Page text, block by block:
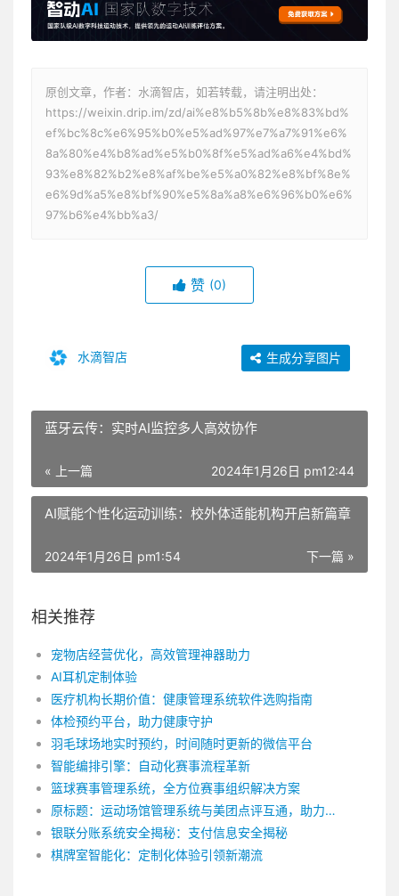
原创文章，作者：水滴智店，如若转载，请注明出处：
https://weixin.drip.im/zd/ai%e8%b5%8b%e8%83%bd%
ef%bc%8c%e6%95%b0%e5%ad%97%e7%a7%91%e6%
8a%80%e4%b8%ad%e5%b0%8f%e5%ad%a6%e4%bd%
93%e8%82%b2%e8%af%be%e5%a0%82%e8%bf%8e%
e6%9d%a5%e8%bf%90%e5%8a%a8%e6%96%b0%e6%
97%b6%e4%bb%a3/
赞 (0)
水滴智店 生成分享图片
蓝牙云传：实时AI监控多人高效协作
« 上一篇 2024年1月26日 pm12:44
AI赋能个性化运动训练：校外体适能机构开启新篇章
下一篇 »
2024年1月26日 pm1:54
相关推荐
宠物店经营优化，高效管理神器助力
AI耳机定制体验
医疗机构长期价值：健康管理系统软件选购指南
体检预约平台，助力健康守护
羽毛球场地实时预约，时间随时更新的微信平台
智能编排引擎：自动化赛事流程革新
篮球赛事管理系统，全方位赛事组织解决方案
原标题：运动场馆管理系统与美团点评互通，助力运营升级 修改后：美团点评携手运动场馆管理系统，共创运营新篇章
银联分账系统安全揭秘：支付信息安全揭秘
棋牌室智能化：定制化体验引领新潮流